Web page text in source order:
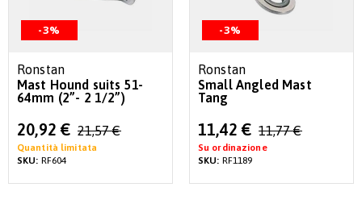
-3%
Ronstan
Mast Hound suits 51-
64mm (2”- 2 1/2”)
Special
Price
20,92 € 21,57 €
Quantità limitata
SKU: RF604
-3%
Ronstan
Small Angled Mast
Tang
Special
Price
11,42 € 11,77 €
Su ordinazione
SKU: RF1189